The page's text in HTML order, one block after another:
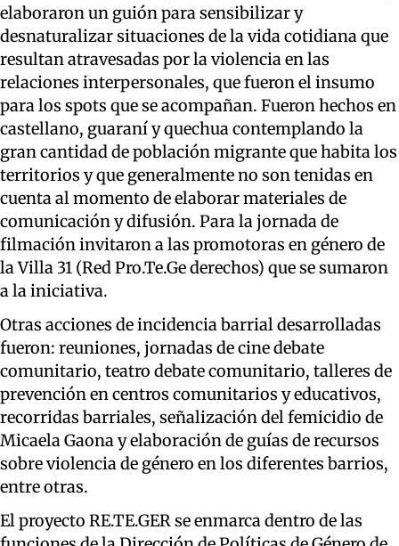
elaboraron un guión para sensibilizar y
desnaturalizar situaciones de la vida cotidiana que
resultan atravesadas por la violencia en las
relaciones interpersonales, que fueron el insumo
para los spots que se acompañan. Fueron hechos en
castellano, guaraní y quechua contemplando la
gran cantidad de población migrante que habita los
territorios y que generalmente no son tenidas en
cuenta al momento de elaborar materiales de
comunicación y difusión. Para la jornada de
filmación invitaron a las promotoras en género de
la Villa 31 (Red Pro.Te.Ge derechos) que se sumaron
a la iniciativa.
Otras acciones de incidencia barrial desarrolladas
fueron: reuniones, jornadas de cine debate
comunitario, teatro debate comunitario, talleres de
prevención en centros comunitarios y educativos,
recorridas barriales, señalización del femicidio de
Micaela Gaona y elaboración de guías de recursos
sobre violencia de género en los diferentes barrios,
entre otras.
El proyecto RE.TE.GER se enmarca dentro de las